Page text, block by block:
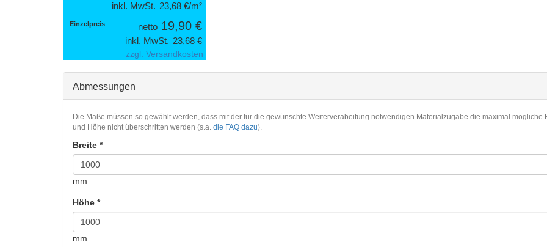
inkl. MwSt. 23,68 €
Einzel­preis netto 19,90 €
inkl. MwSt. 23,68 €
zzgl. Versandkosten
Abmessungen
Die Maße müssen so gewählt werden, dass mit der für die gewünschte Weiterverabeitung notwendigen Materialzugabe die maximal mögliche
und Höhe nicht überschritten werden (s.a. die FAQ dazu).
Breite *
mm
Höhe *
mm